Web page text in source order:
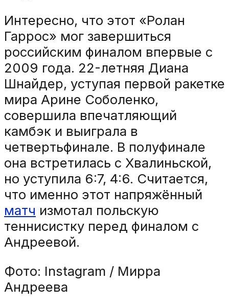
Интересно, что этот «Ролан
Гаррос» мог завершиться
российским финалом впервые с
2009 года. 22-летняя Диана
Шнайдер, уступая первой ракетке
мира Арине Соболенко,
совершила впечатляющий
камбэк и выиграла в
четвертьфинале. В полуфинале
она встретилась с Хвалиньской,
но уступила 6:7, 4:6. Считается,
что именно этот напряжённый
матч измотал польскую
теннисистку перед финалом с
Андреевой.
Фото: Instagram / Мирра
Андреева